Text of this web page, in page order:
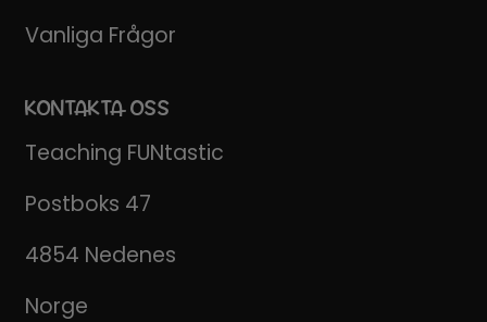
Vanliga Frågor
KONTAKTA OSS
Teaching FUNtastic
Postboks 47
4854 Nedenes
Norge